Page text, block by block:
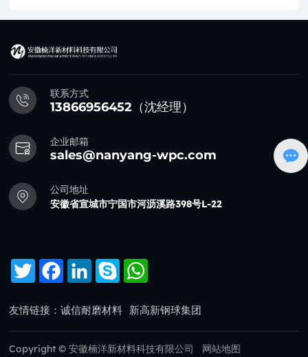
联系方式
13866956452（沈经理）
企业邮箱
sales@nanyang-wpc.com
公司地址
安徽省宣城市宁国市河沥溪路398号L-22
友情链接：诚信耐磨材料 新高新钢球集团
Copyright © 安徽楠洋新材料科技有限公司 网站地图